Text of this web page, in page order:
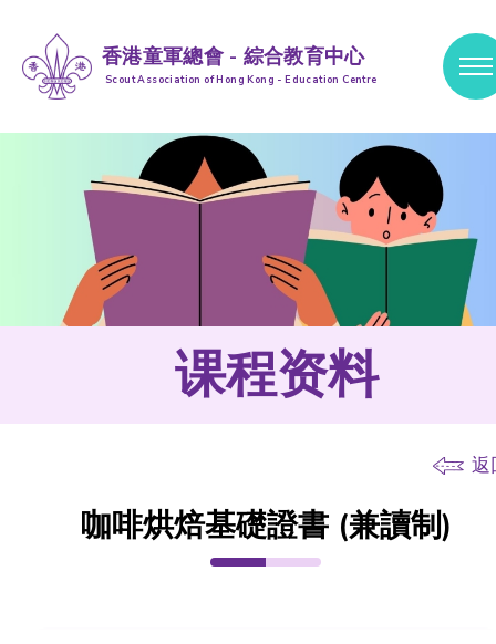
香港童軍總會 - 綜合教育中心
Scout Association of Hong Kong - Education Centre
跳到内容 (按输入键)
课程资料
返
咖啡烘焙基礎證書 (兼讀制)